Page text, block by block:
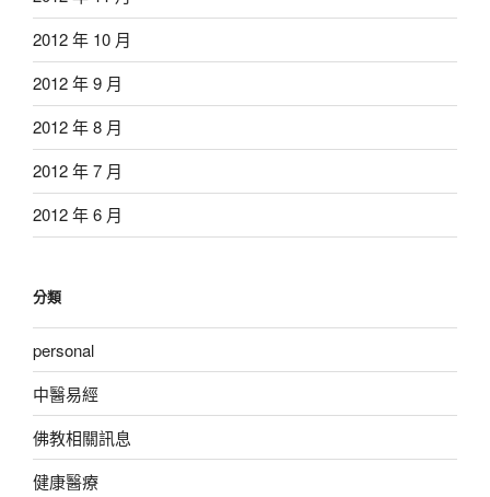
2012 年 10 月
2012 年 9 月
2012 年 8 月
2012 年 7 月
2012 年 6 月
分類
personal
中醫易經
佛教相關訊息
健康醫療